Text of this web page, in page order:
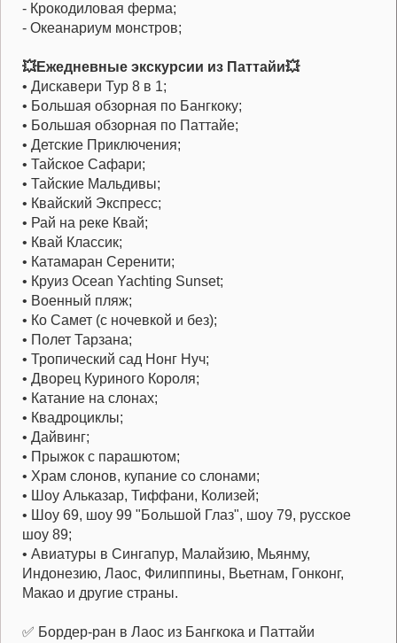
- Крокодиловая ферма;
- Океанариум монстров;
💥Ежедневные экскурсии из Паттайи💥
• Дискавери Тур 8 в 1;
• Большая обзорная по Бангкоку;
• Большая обзорная по Паттайе;
• Детские Приключения;
• Тайское Сафари;
• Тайские Мальдивы;
• Квайский Экспресс;
• Рай на реке Квай;
• Квай Классик;
• Катамаран Серенити;
• Круиз Ocean Yachting Sunset;
• Военный пляж;
• Ко Самет (с ночевкой и без);
• Полет Тарзана;
• Тропический сад Нонг Нуч;
• Дворец Куриного Короля;
• Катание на слонах;
• Квадроциклы;
• Дайвинг;
• Прыжок с парашютом;
• Храм слонов, купание со слонами;
• Шоу Альказар, Тиффани, Колизей;
• Шоу 69, шоу 99 "Большой Глаз", шоу 79, русское
шоу 89;
• Авиатуры в Сингапур, Малайзию, Мьянму,
Индонезию, Лаос, Филиппины, Вьетнам, Гонконг,
Макао и другие страны.
✅ Бордер-ран в Лаос из Бангкока и Паттайи